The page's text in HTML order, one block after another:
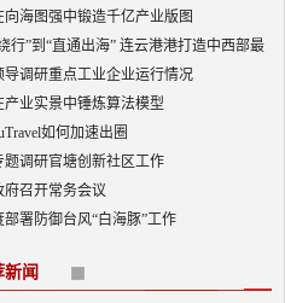
向海图强中锻造千亿产业版图
行”到“直通出海” 连云港港打造中西部最
导调研重点工业企业运行情况
产业实景中锤炼算法模型
如何加速出圈
题调研官塘创新社区工作
府召开常务会议
部署防御台风“白海豚”工作
新闻